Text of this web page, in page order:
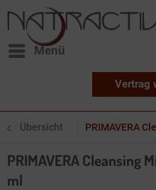
Menü
Vertrag
Übersicht PRIMAVERA
PRIMAVERA Cleansing
ml